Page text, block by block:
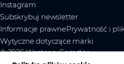
Instagram
Subskrybuj newsletter
Informacje prawnePrywatność i
Wytyczne dotyczące marki
© 2026 Westcon-Comstor